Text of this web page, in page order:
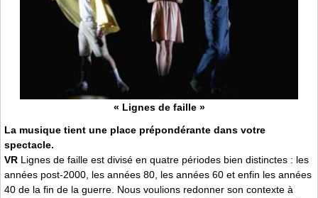
« Lignes de faille »
La musique tient une place prépondérante dans votre
spectacle.
VR Lignes de faille est divisé en quatre périodes bien distinctes : les
années post-2000, les années 80, les années 60 et enfin les années
40 de la fin de la guerre. Nous voulions redonner son contexte à